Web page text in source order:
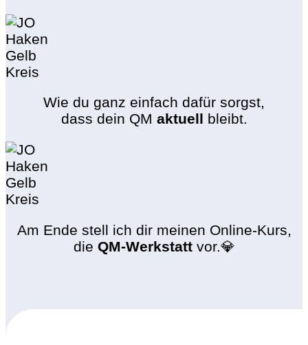
Wie du ganz einfach dafür sorgst,
dass dein QM aktuell bleibt.
Am Ende stell ich dir meinen Online-Kurs,
die QM-Werkstattvor.💎